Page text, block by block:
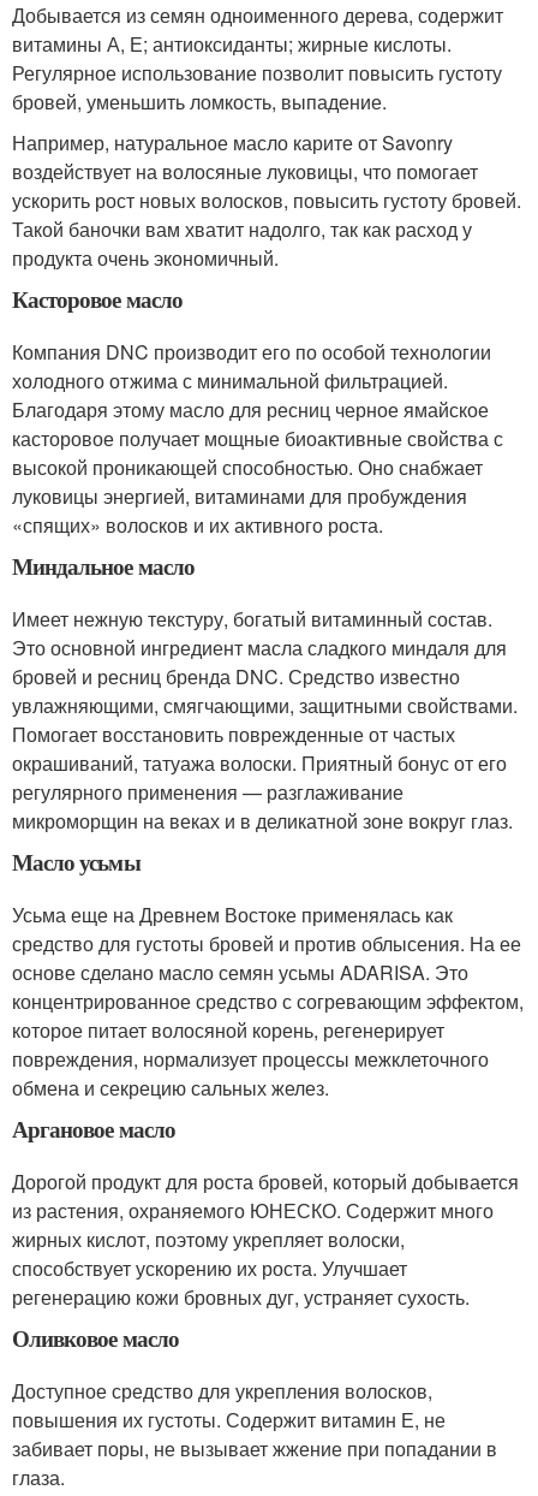
Добывается из семян одноименного дерева, содержит
витамины А, Е; антиоксиданты; жирные кислоты.
Регулярное использование позволит повысить густоту
бровей, уменьшить ломкость, выпадение.
Например, натуральное масло карите от Savonry
воздействует на волосяные луковицы, что помогает
ускорить рост новых волосков, повысить густоту бровей.
Такой баночки вам хватит надолго, так как расход у
продукта очень экономичный.
Касторовое масло
Компания DNC производит его по особой технологии
холодного отжима с минимальной фильтрацией.
Благодаря этому масло для ресниц черное ямайское
касторовое получает мощные биоактивные свойства с
высокой проникающей способностью. Оно снабжает
луковицы энергией, витаминами для пробуждения
«спящих» волосков и их активного роста.
Миндальное масло
Имеет нежную текстуру, богатый витаминный состав.
Это основной ингредиент масла сладкого миндаля для
бровей и ресниц бренда DNC. Средство известно
увлажняющими, смягчающими, защитными свойствами.
Помогает восстановить поврежденные от частых
окрашиваний, татуажа волоски. Приятный бонус от его
регулярного применения — разглаживание
микроморщин на веках и в деликатной зоне вокруг глаз.
Масло усьмы
Усьма еще на Древнем Востоке применялась как
средство для густоты бровей и против облысения. На ее
основе сделано масло семян усьмы ADARISA. Это
концентрированное средство с согревающим эффектом,
которое питает волосяной корень, регенерирует
повреждения, нормализует процессы межклеточного
обмена и секрецию сальных желез.
Аргановое масло
Дорогой продукт для роста бровей, который добывается
из растения, охраняемого ЮНЕСКО. Содержит много
жирных кислот, поэтому укрепляет волоски,
способствует ускорению их роста. Улучшает
регенерацию кожи бровных дуг, устраняет сухость.
Оливковое масло
Доступное средство для укрепления волосков,
повышения их густоты. Содержит витамин Е, не
забивает поры, не вызывает жжение при попадании в
глаза.